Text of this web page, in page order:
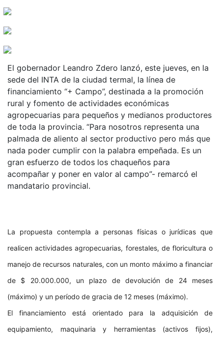
El gobernador Leandro Zdero lanzó, este jueves, en la
sede del INTA de la ciudad termal, la línea de
financiamiento “+ Campo”, destinada a la promoción
rural y fomento de actividades económicas
agropecuarias para pequeños y medianos productores
de toda la provincia. “Para nosotros representa una
palmada de aliento al sector productivo pero más que
nada poder cumplir con la palabra empeñada. Es un
gran esfuerzo de todos los chaqueños para
acompañar y poner en valor al campo”- remarcó el
mandatario provincial.
La propuesta contempla a personas físicas o jurídicas que
realicen actividades agropecuarias, forestales, de floricultura o
manejo de recursos naturales, con un monto máximo a financiar
de $ 20.000.000, un plazo de devolución de 24 meses
(máximo) y un período de gracia de 12 meses (máximo).
El financiamiento está orientado para la adquisición de
equipamiento, maquinaria y herramientas (activos fijos),